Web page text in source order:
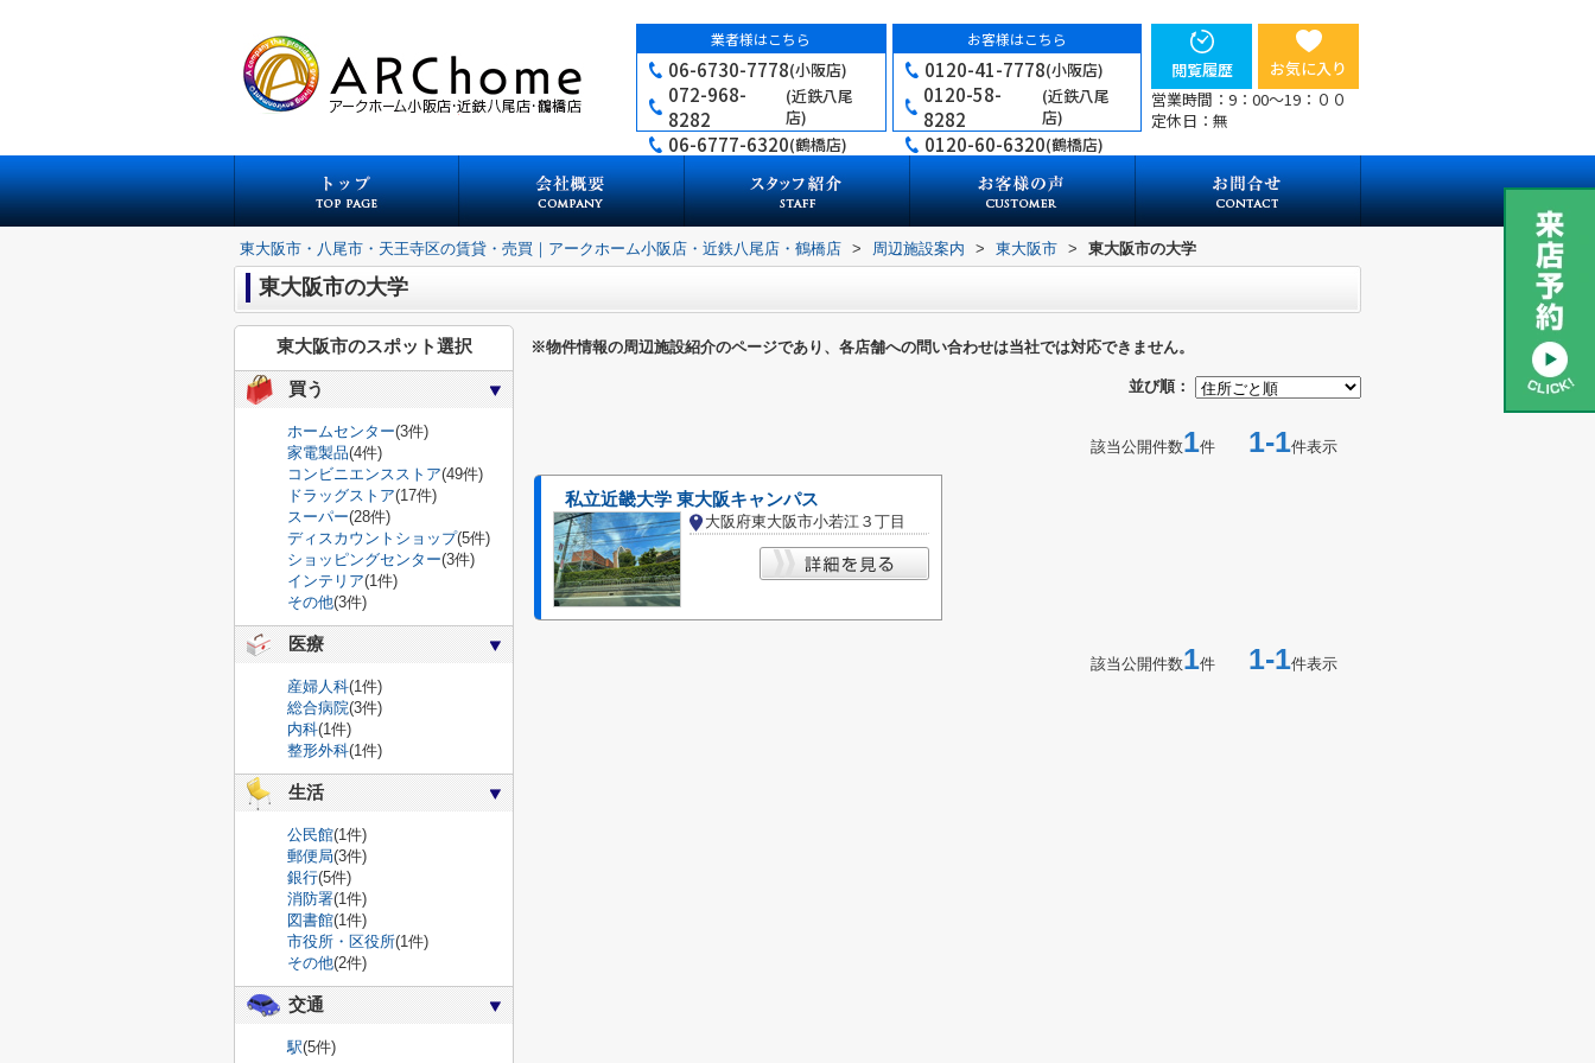
業者様はこちら
06-6730-7778(小阪店)
072-968-
8282
(近鉄八尾
店)
06-6777-6320(鶴橋店)
お客様はこちら
0120-41-7778(小阪店)
0120-58-
8282
(近鉄八尾
店)
0120-60-6320(鶴橋店)
閲覧履歴
お気に入り
営業時間：9：00～19：００
定休日：無
東大阪市・八尾市・天王寺区の賃貸・売買｜アークホーム小阪店・近鉄八尾店・鶴橋店 > 周辺施設案内 > 東大阪市 > 東大阪市の大学
東大阪市の大学
※物件情報の周辺施設紹介のページであり、各店舗への問い合わせは当社では対応できません。
並び順：
該当公開件数1件 1-1件表示
私立近畿大学 東大阪キャンパス
大阪府東大阪市小若江３丁目
該当公開件数1件 1-1件表示
東大阪市のスポット選択
買う
ホームセンター(3件)
家電製品(4件)
コンビニエンスストア(49件)
ドラッグストア(17件)
スーパー(28件)
ディスカウントショップ(5件)
ショッピングセンター(3件)
インテリア(1件)
その他(3件)
医療
産婦人科(1件)
総合病院(3件)
内科(1件)
整形外科(1件)
生活
公民館(1件)
郵便局(3件)
銀行(5件)
消防署(1件)
図書館(1件)
市役所・区役所(1件)
その他(2件)
交通
駅(5件)